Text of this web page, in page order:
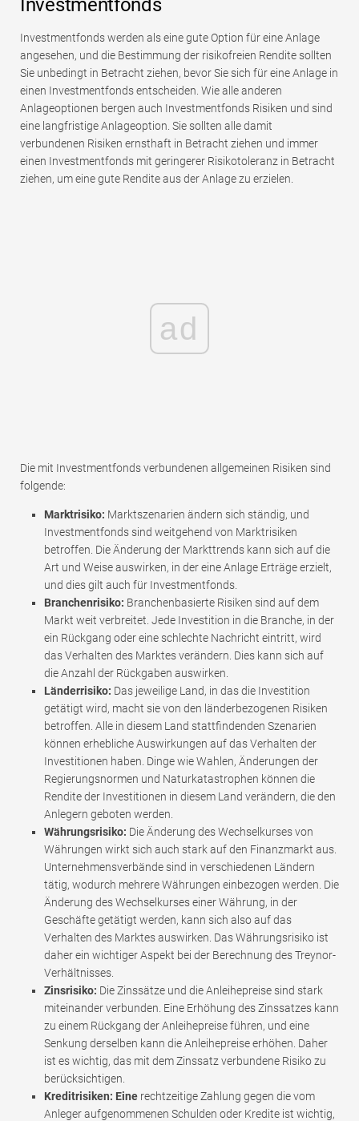
Investmentfonds
Investmentfonds werden als eine gute Option für eine Anlage
angesehen, und die Bestimmung der risikofreien Rendite sollten
Sie unbedingt in Betracht ziehen, bevor Sie sich für eine Anlage in
einen Investmentfonds entscheiden. Wie alle anderen
Anlageoptionen bergen auch Investmentfonds Risiken und sind
eine langfristige Anlageoption. Sie sollten alle damit
verbundenen Risiken ernsthaft in Betracht ziehen und immer
einen Investmentfonds mit geringerer Risikotoleranz in Betracht
ziehen, um eine gute Rendite aus der Anlage zu erzielen.
ad
Die mit Investmentfonds verbundenen allgemeinen Risiken sind
folgende:
Marktrisiko: Marktszenarien ändern sich ständig, und
Investmentfonds sind weitgehend von Marktrisiken
betroffen. Die Änderung der Markttrends kann sich auf die
Art und Weise auswirken, in der eine Anlage Erträge erzielt,
und dies gilt auch für Investmentfonds.
Branchenrisiko: Branchenbasierte Risiken sind auf dem
Markt weit verbreitet. Jede Investition in die Branche, in der
ein Rückgang oder eine schlechte Nachricht eintritt, wird
das Verhalten des Marktes verändern. Dies kann sich auf
die Anzahl der Rückgaben auswirken.
Länderrisiko: Das jeweilige Land, in das die Investition
getätigt wird, macht sie von den länderbezogenen Risiken
betroffen. Alle in diesem Land stattfindenden Szenarien
können erhebliche Auswirkungen auf das Verhalten der
Investitionen haben. Dinge wie Wahlen, Änderungen der
Regierungsnormen und Naturkatastrophen können die
Rendite der Investitionen in diesem Land verändern, die den
Anlegern geboten werden.
Währungsrisiko: Die Änderung des Wechselkurses von
Währungen wirkt sich auch stark auf den Finanzmarkt aus.
Unternehmensverbände sind in verschiedenen Ländern
tätig, wodurch mehrere Währungen einbezogen werden. Die
Änderung des Wechselkurses einer Währung, in der
Geschäfte getätigt werden, kann sich also auf das
Verhalten des Marktes auswirken. Das Währungsrisiko ist
daher ein wichtiger Aspekt bei der Berechnung des Treynor-
Verhältnisses.
Zinsrisiko: Die Zinssätze und die Anleihepreise sind stark
miteinander verbunden. Eine Erhöhung des Zinssatzes kann
zu einem Rückgang der Anleihepreise führen, und eine
Senkung derselben kann die Anleihepreise erhöhen. Daher
ist es wichtig, das mit dem Zinssatz verbundene Risiko zu
berücksichtigen.
Kreditrisiken: Eine rechtzeitige Zahlung gegen die vom
Anleger aufgenommenen Schulden oder Kredite ist wichtig,